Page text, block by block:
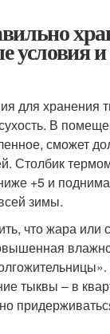
и
для хранения
В
сможет
Столбик
+5 и
зимы.
что жара или
тыквы – в